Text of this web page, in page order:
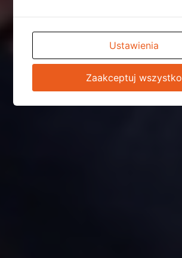
Ustawienia
Zaakceptuj wszystko